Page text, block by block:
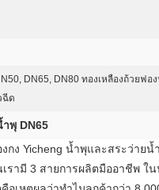
DN65, DN80 ทองเหลืองถ้วยฟอ
ฉีด
พุ DN65
กง Yicheng น้ำพุและสระว่า
รามี 3 สายการผลิตมืออาชีพ